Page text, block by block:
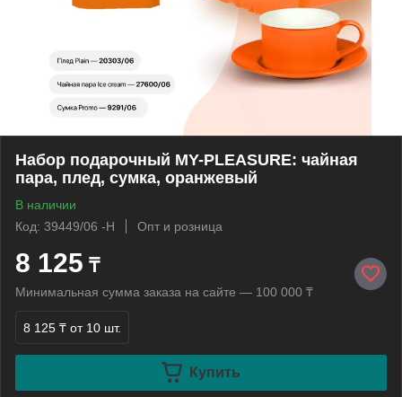
Набор подарочный MY-PLEASURE: чайная
пара, плед, сумка, оранжевый
В наличии
Код: 39449/06 -Н
Опт и розница
8 125 ₸
Минимальная сумма заказа на сайте — 100 000 ₸
8 125 ₸ от 10 шт.
Купить